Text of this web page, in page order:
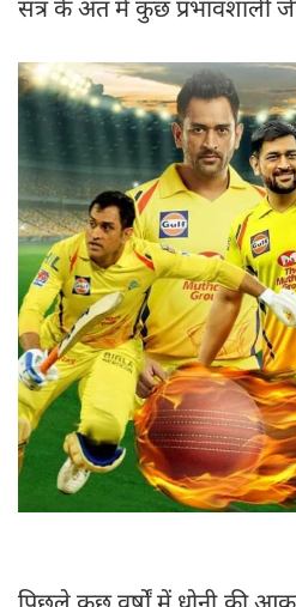
सत्र के अंत में कुछ प्रभावशाली